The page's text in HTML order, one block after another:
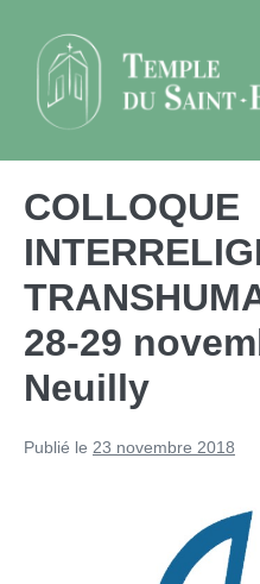
contenu
COLLOQUE
28-29
Neuilly
Publié le 23 novembre 2018